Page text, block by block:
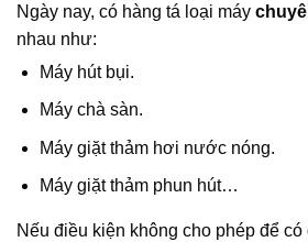
Ngày nay, có hàng tá loại máy
nhau như:
Máy hút bụi.
Máy chà sàn.
Máy giặt thảm hơi nước nóng.
Máy giặt thảm phun hút…
Nếu điều kiện không cho phép để có